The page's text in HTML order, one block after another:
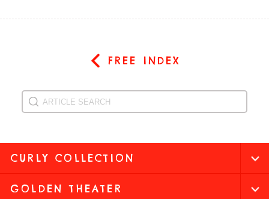
FREE INDEX
CURLY COLLECTION
GOLDEN THEATER